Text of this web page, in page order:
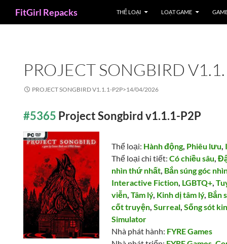
FitGirl Repacks THỂ LOẠI LOẠT GAME
PROJECT SONGBIRD
PROJECT SONGBIRD V1.1.1-P2P>14/04/2026
#5365 Project Songbird v1.1.1-P2P
Thể loại: Hành động, Phiêu lưu,
Thể loại chi tiết:Có chiều sâu,
nhìn thứ nhất, Bắn súng góc
Interactive Fiction, LGBTQ+,
viễn,Tâm lý, Kinh dị tâm lý, Bắn
cốt truyện,Surreal,Sống sót
Simulator
Nhà phát hành: FYRE Games